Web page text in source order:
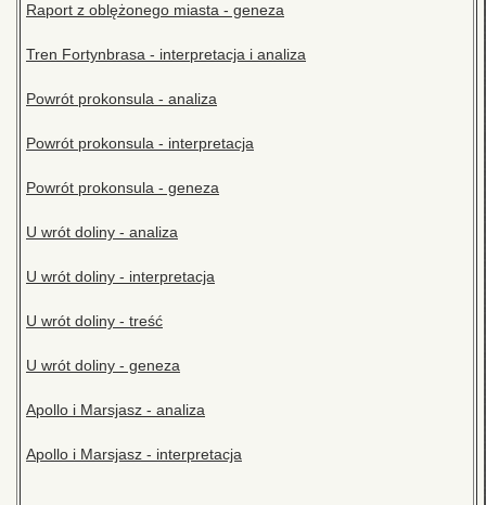
Raport z oblężonego miasta - geneza
Tren Fortynbrasa - interpretacja i analiza
Powrót prokonsula - analiza
Powrót prokonsula - interpretacja
Powrót prokonsula - geneza
U wrót doliny - analiza
U wrót doliny - interpretacja
U wrót doliny - treść
U wrót doliny - geneza
Apollo i Marsjasz - analiza
Apollo i Marsjasz - interpretacja